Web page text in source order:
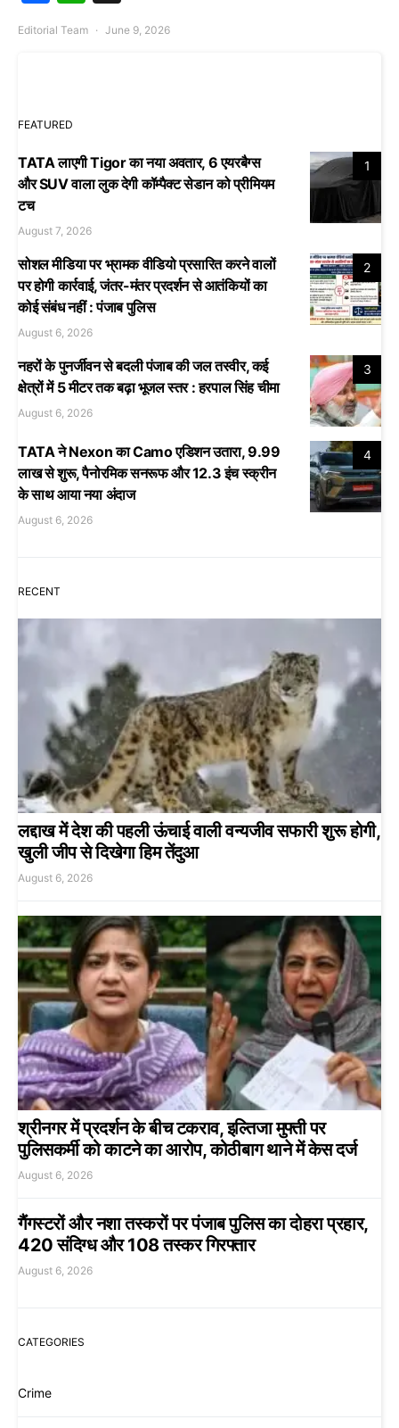
Editorial Team June 9, 2026
FEATURED
1
TATA लाएगी Tigor का नया अवतार, 6 एयरबैग्स
और SUV वाला लुक देगी कॉम्पैक्ट सेडान को प्रीमियम
टच
August 7, 2026
2
सोशल मीडिया पर भ्रामक वीडियो प्रसारित करने वालों
पर होगी कार्रवाई, जंतर-मंतर प्रदर्शन से आतंकियों का
कोई संबंध नहीं : पंजाब पुलिस
August 6, 2026
3
नहरों के पुनर्जीवन से बदली पंजाब की जल तस्वीर, कई
क्षेत्रों में 5 मीटर तक बढ़ा भूजल स्तर : हरपाल सिंह चीमा
August 6, 2026
4
TATA ने Nexon का Camo एडिशन उतारा, 9.99
लाख से शुरू, पैनोरमिक सनरूफ और 12.3 इंच स्क्रीन
के साथ आया नया अंदाज
August 6, 2026
RECENT
लद्दाख में देश की पहली ऊंचाई वाली वन्यजीव सफारी शुरू होगी,
खुली जीप से दिखेगा हिम तेंदुआ
August 6, 2026
श्रीनगर में प्रदर्शन के बीच टकराव, इल्तिजा मुफ्ती पर
पुलिसकर्मी को काटने का आरोप, कोठीबाग थाने में केस दर्ज
August 6, 2026
गैंगस्टरों और नशा तस्करों पर पंजाब पुलिस का दोहरा प्रहार,
420 संदिग्ध और 108 तस्कर गिरफ्तार
August 6, 2026
CATEGORIES
Crime